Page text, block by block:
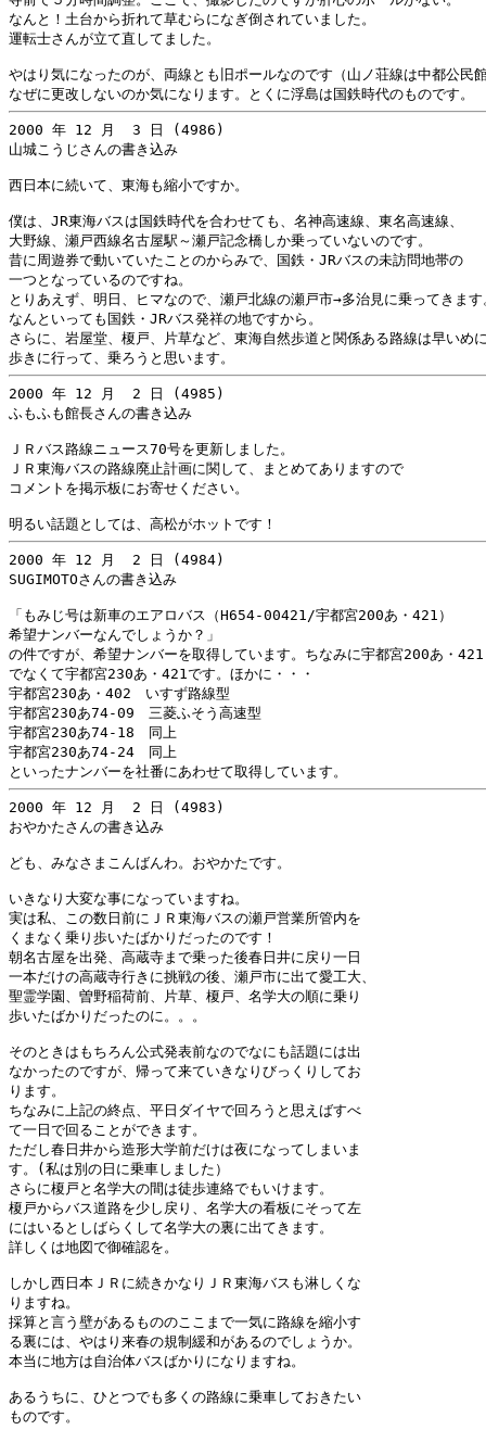
なんと！土台から折れて草むらになぎ倒されていました。
運転士さんが立て直してました。
やはり気になったのが、両線とも旧ポールなのです（山ノ荘線は中都公民
2000 年 12 月  3 日 (4986)
山城こうじさんの書き込み
西日本に続いて、東海も縮小ですか。
僕は、JR東海バスは国鉄時代を合わせても、名神高速線、東名高速線、
大野線、瀬戸西線名古屋駅～瀬戸記念橋しか乗っていないのです。
昔に周遊券で動いていたことのからみで、国鉄・JRバスの未訪問地帯の
一つとなっているのですね。
とりあえず、明日、ヒマなので、瀬戸北線の瀬戸市→多治見に乗ってきます
なんといっても国鉄・JRバス発祥の地ですから。
さらに、岩屋堂、榎戸、片草など、東海自然歩道と関係ある路線は早いめ
2000 年 12 月  2 日 (4985)
ふもふも館長さんの書き込み
ＪＲバス路線ニュース70号を更新しました。
ＪＲ東海バスの路線廃止計画に関して、まとめてありますので
コメントを掲示板にお寄せください。
2000 年 12 月  2 日 (4984)
SUGIMOTOさんの書き込み
「もみじ号は新車のエアロバス（H654-00421/宇都宮200あ・421）
希望ナンバーなんでしょうか？」
の件ですが、希望ナンバーを取得しています。ちなみに宇都宮200あ・421
でなくて宇都宮230あ・421です。ほかに・・・
宇都宮230あ・402　いすず路線型
宇都宮230あ74-09　三菱ふそう高速型
宇都宮230あ74-18　同上
宇都宮230あ74-24　同上
2000 年 12 月  2 日 (4983)
おやかたさんの書き込み
ども、みなさまこんばんわ。おやかたです。
いきなり大変な事になっていますね。
実は私、この数日前にＪＲ東海バスの瀬戸営業所管内を
くまなく乗り歩いたばかりだったのです！
朝名古屋を出発、高蔵寺まで乗った後春日井に戻り一日
一本だけの高蔵寺行きに挑戦の後、瀬戸市に出て愛工大、
聖霊学園、曽野稲荷前、片草、榎戸、名学大の順に乗り
歩いたばかりだったのに。。。
そのときはもちろん公式発表前なのでなにも話題には出
なかったのですが、帰って来ていきなりびっくりしてお
ります。
ちなみに上記の終点、平日ダイヤで回ろうと思えばすべ
て一日で回ることができます。
ただし春日井から造形大学前だけは夜になってしまいま
す。(私は別の日に乗車しました）
さらに榎戸と名学大の間は徒歩連絡でもいけます。
榎戸からバス道路を少し戻り、名学大の看板にそって左
にはいるとしばらくして名学大の裏に出てきます。
詳しくは地図で御確認を。
しかし西日本ＪＲに続きかなりＪＲ東海バスも淋しくな
りますね。
採算と言う壁があるもののここまで一気に路線を縮小す
る裏には、やはり来春の規制緩和があるのでしょうか。
本当に地方は自治体バスばかりになりますね。
あるうちに、ひとつでも多くの路線に乗車しておきたい
ものです。